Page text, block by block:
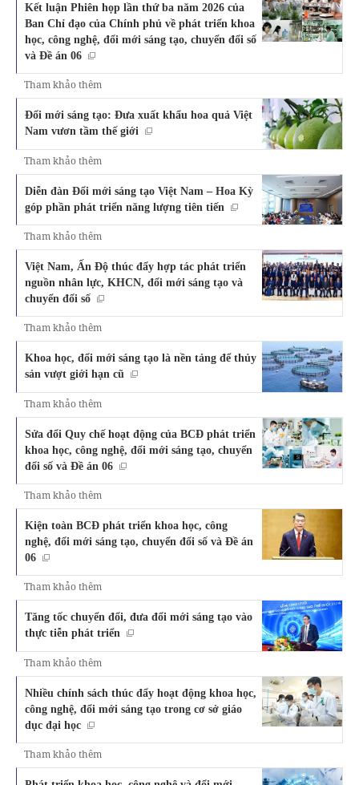
Kết luận Phiên họp lần thứ ba năm 2026 của
Ban Chỉ đạo của Chính phủ về phát triển khoa
học, công nghệ, đổi mới sáng tạo, chuyển đổi số
và Đề án 06
Tham khảo thêm
Đổi mới sáng tạo: Đưa xuất khẩu hoa quả Việt
Nam vươn tầm thế giới
Tham khảo thêm
Diễn đàn Đổi mới sáng tạo Việt Nam – Hoa Kỳ
góp phần phát triển năng lượng tiên tiến
Tham khảo thêm
Việt Nam, Ấn Độ thúc đẩy hợp tác phát triển
nguồn nhân lực, KHCN, đổi mới sáng tạo và
chuyển đổi số
Tham khảo thêm
Khoa học, đổi mới sáng tạo là nền tảng để thủy
sản vượt giới hạn cũ
Tham khảo thêm
Sửa đổi Quy chế hoạt động của BCĐ phát triển
khoa học, công nghệ, đổi mới sáng tạo, chuyển
đổi số và Đề án 06
Tham khảo thêm
Kiện toàn BCĐ phát triển khoa học, công
nghệ, đổi mới sáng tạo, chuyển đổi số và Đề án
06
Tham khảo thêm
Tăng tốc chuyển đổi, đưa đổi mới sáng tạo vào
thực tiễn phát triển
Tham khảo thêm
Nhiều chính sách thúc đẩy hoạt động khoa học,
công nghệ, đổi mới sáng tạo trong cơ sở giáo
dục đại học
Tham khảo thêm